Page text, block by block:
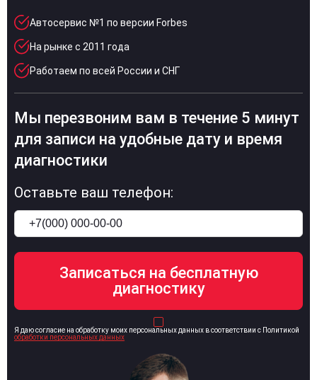
Автосервис №1 по версии Forbes
На рынке с 2011 года
Работаем по всей России и СНГ
Мы перезвоним вам в течение 5 минут
для записи на удобные дату и время
диагностики
Оставьте ваш телефон:
Я даю согласие на обработку моих персональных данных в соответствии с Политикой
обработки персональных данных